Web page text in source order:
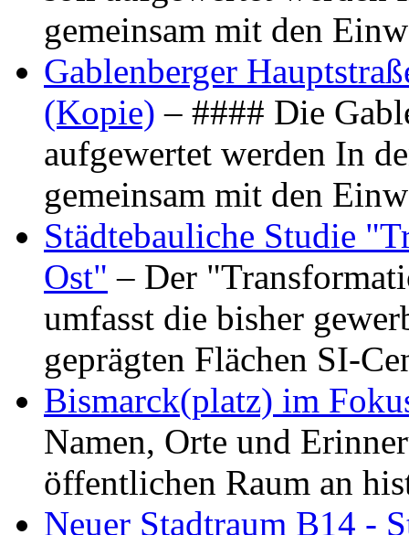
gemeinsam mit den
Gablenberger
(Kopie) – #### Die
aufgewertet werden In
gemeinsam mit den
Städtebauliche Studie
Ost" – Der
umfasst die bisher
geprägten Flächen SI-
Bismarck(platz) im
Namen, Orte und
öffentlichen Raum an
Neuer Stadtraum B14 -